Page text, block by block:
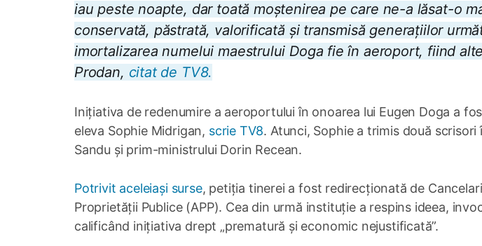
iau peste noapte, dar toată moștenirea pe care ne-a lăsat-o
conservată, păstrată, valorificată și transmisă generațiilor
imortalizarea numelui maestrului Doga fie în aeroport, fiind
Prodan, citat de TV8.
Inițiativa de redenumire a aeroportului în onoarea lui Eugen Doga a
eleva Sophie Midrigan, scrie TV8. Atunci, Sophie a trimis două
Sandu și prim-ministrului Dorin Recean.
Potrivit aceleiași surse, petiția tinerei a fost redirecționată de
Proprietății Publice (APP). Cea din urmă instituție a respins ideea,
calificând inițiativa drept „prematură și economic nejustificată”.